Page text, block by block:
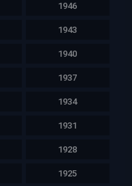
1946
1943
1940
1937
1934
1931
1928
1925